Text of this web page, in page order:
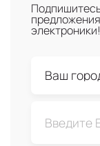
электроники!